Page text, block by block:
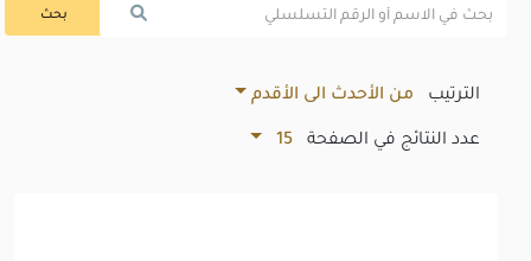
بحث
الترتيب من الأحدث الى الأقدم
عدد النتائج في الصفحة 15